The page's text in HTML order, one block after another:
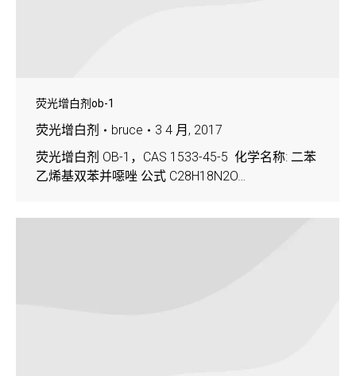
荧光增白剂ob-1
荧光增白剂 bruce
3 4 月, 2017
荧光增白剂 OB-1，CAS 1533-45-5 化学名称: 二苯
乙烯基双苯并噁唑 公式 C28H18N2O…